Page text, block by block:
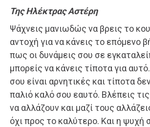
Της Ηλέκτρας Αστέρη
Ψάχνεις μανιωδώς να βρεις το
αντοχή για να κάνεις το επόμενο
πως οι δυνάμεις σου σε
μπορείς να κάνεις τίποτα για
σου είναι αρνητικές και τίποτα
παλιό καλό σου εαυτό. Βλέπεις
να αλλάζουν και μαζί τους
όχι προς το καλύτερο. Και η ψυχή